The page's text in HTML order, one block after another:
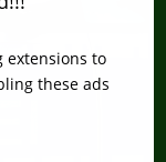
extensions to
these ads